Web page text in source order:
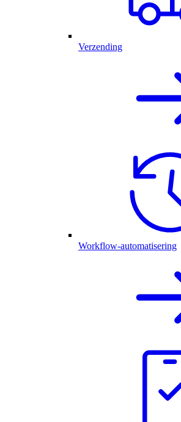
Verzending
Workflow-automatisering